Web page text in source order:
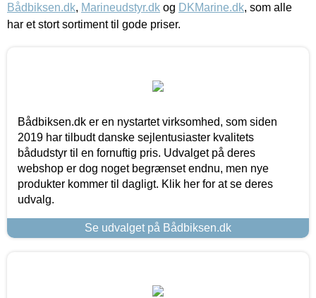
Bådbiksen.dk, Marineudstyr.dk og DKMarine.dk, som alle
har et stort sortiment til gode priser.
Bådbiksen.dk er en nystartet virksomhed, som siden
2019 har tilbudt danske sejlentusiaster kvalitets
bådudstyr til en fornuftig pris. Udvalget på deres
webshop er dog noget begrænset endnu, men nye
produkter kommer til dagligt. Klik her for at se deres
udvalg.
Se udvalget på Bådbiksen.dk